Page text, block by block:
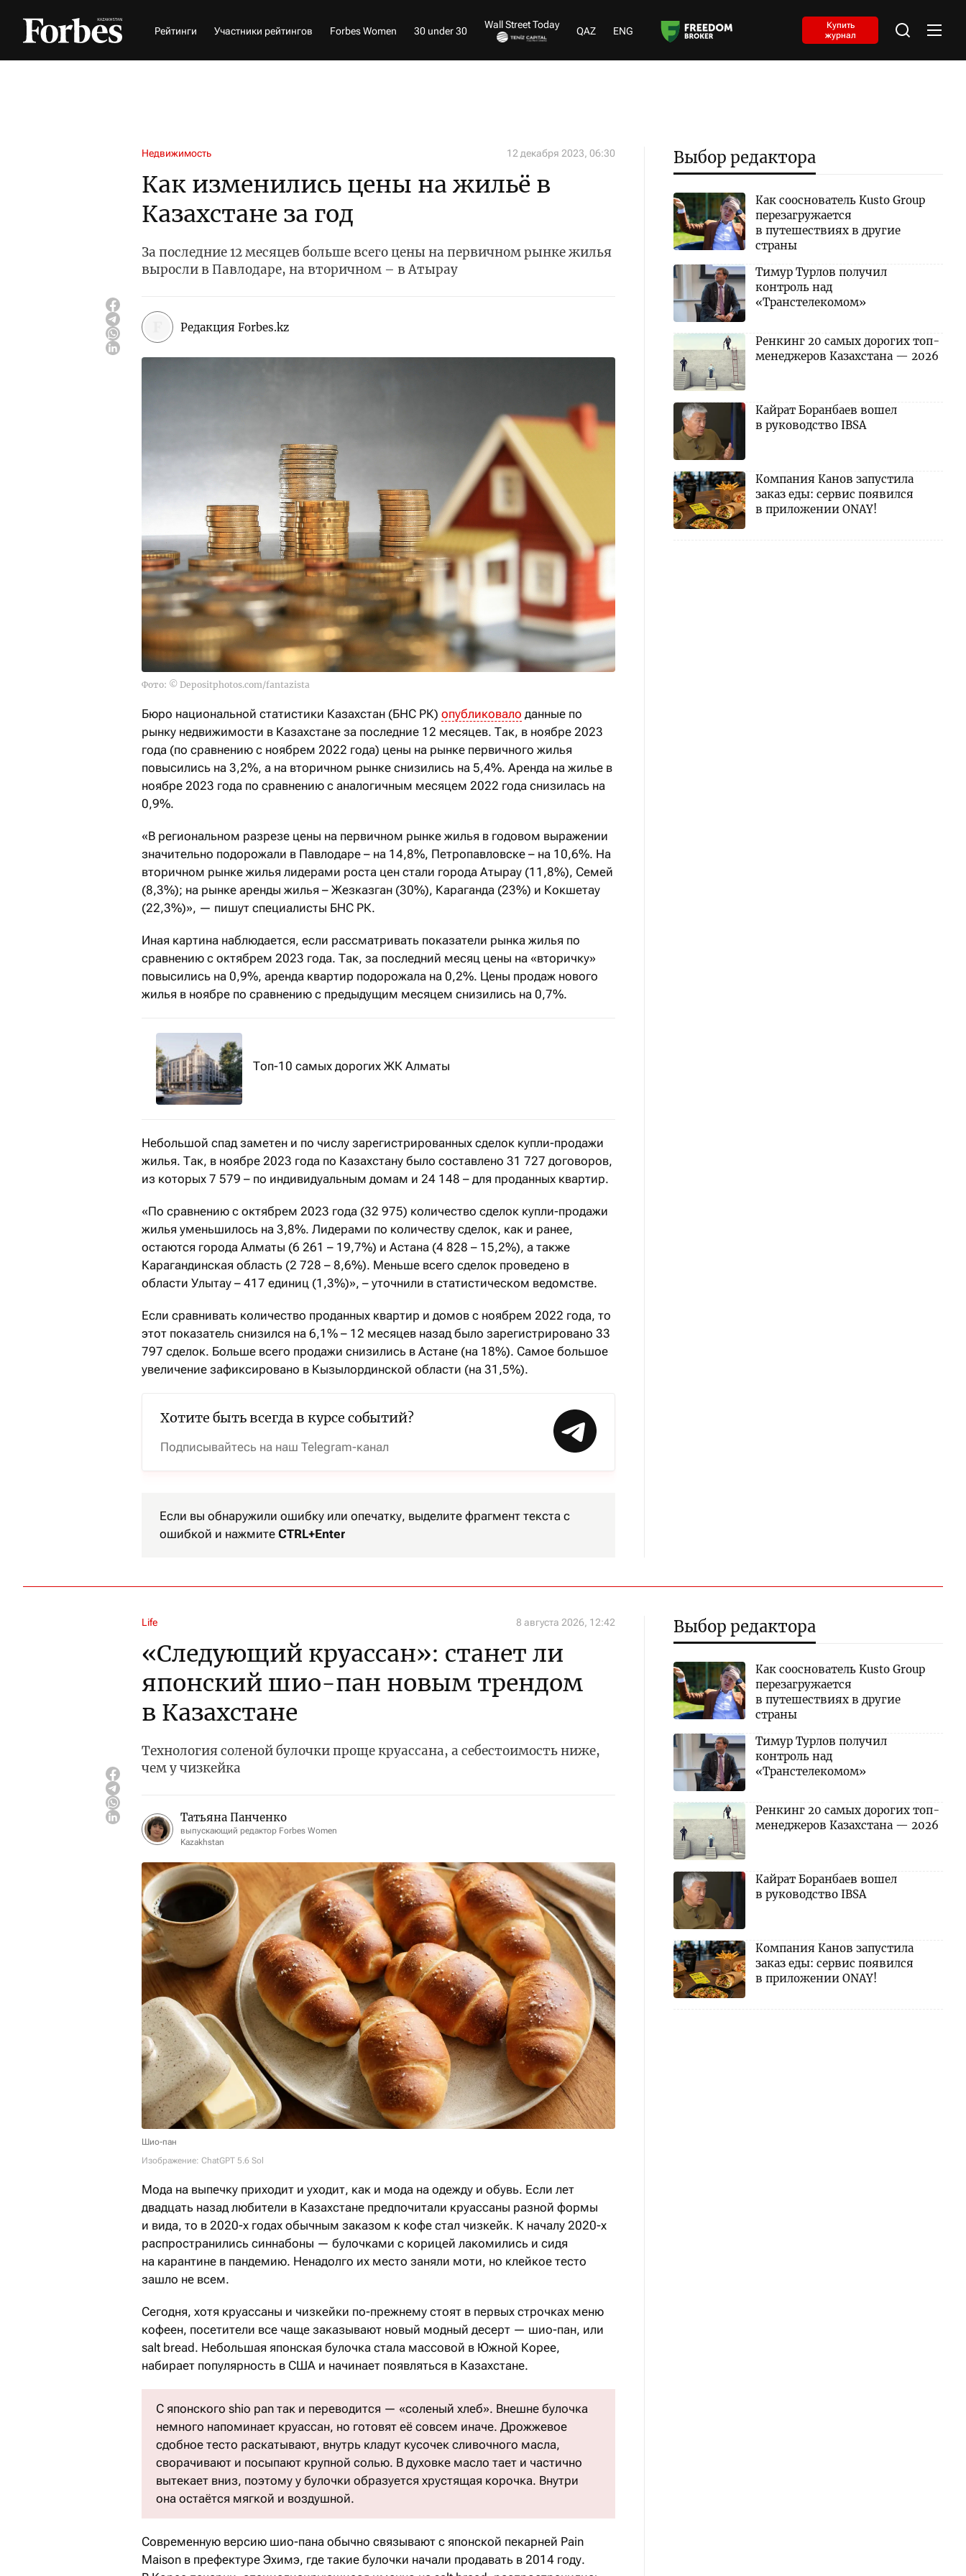
Рейтинги Участники рейтингов Forbes Women 30 under 30
Wall Street Today
QAZ ENG
Купить
журнал
Недвижимость 12 декабря 2023, 06:30
Как изменились цены на жильё в
Казахстане за год
За последние 12 месяцев больше всего цены на первичном рынке жилья
выросли в Павлодаре, на вторичном – в Атырау
Редакция Forbes.kz
Фото: © Depositphotos.com/fantazista
Бюро национальной статистики Казахстан (БНС РК) опубликовало данные по
рынку недвижимости в Казахстане за последние 12 месяцев. Так, в ноябре 2023
года (по сравнению с ноябрем 2022 года) цены на рынке первичного жилья
повысились на 3,2%, а на вторичном рынке снизились на 5,4%. Аренда на жилье в
ноябре 2023 года по сравнению с аналогичным месяцем 2022 года снизилась на
0,9%.
«В региональном разрезе цены на первичном рынке жилья в годовом выражении
значительно подорожали в Павлодаре – на 14,8%, Петропавловске – на 10,6%. На
вторичном рынке жилья лидерами роста цен стали города Атырау (11,8%), Семей
(8,3%); на рынке аренды жилья – Жезказган (30%), Караганда (23%) и Кокшетау
(22,3%)», — пишут специалисты БНС РК.
Иная картина наблюдается, если рассматривать показатели рынка жилья по
сравнению с октябрем 2023 года. Так, за последний месяц цены на «вторичку»
повысились на 0,9%, аренда квартир подорожала на 0,2%. Цены продаж нового
жилья в ноябре по сравнению с предыдущим месяцем снизились на 0,7%.
Топ-10 самых дорогих ЖК Алматы
Небольшой спад заметен и по числу зарегистрированных сделок купли-продажи
жилья. Так, в ноябре 2023 года по Казахстану было составлено 31 727 договоров,
из которых 7 579 – по индивидуальным домам и 24 148 – для проданных квартир.
«По сравнению с октябрем 2023 года (32 975) количество сделок купли-продажи
жилья уменьшилось на 3,8%. Лидерами по количеству сделок, как и ранее,
остаются города Алматы (6 261 – 19,7%) и Астана (4 828 – 15,2%), а также
Карагандинская область (2 728 – 8,6%). Меньше всего сделок проведено в
области Улытау – 417 единиц (1,3%)», – уточнили в статистическом ведомстве.
Если сравнивать количество проданных квартир и домов с ноябрем 2022 года, то
этот показатель снизился на 6,1% – 12 месяцев назад было зарегистрировано 33
797 сделок. Больше всего продажи снизились в Астане (на 18%). Самое большое
увеличение зафиксировано в Кызылординской области (на 31,5%).
Хотите быть всегда в курсе событий?
Подписывайтесь на наш Telegram-канал
Если вы обнаружили ошибку или опечатку, выделите фрагмент текста с
ошибкой и нажмите CTRL+Enter
Выбор редактора
Как сооснователь Kusto Group
перезагружается
в путешествиях в другие
страны
Тимур Турлов получил
контроль над
«Транстелекомом»
Ренкинг 20 самых дорогих топ-
менеджеров Казахстана — 2026
Кайрат Боранбаев вошел
в руководство IBSA
Компания Канов запустила
заказ еды: сервис появился
в приложении ONAY!
Life 8 августа 2026, 12:42
«Следующий круассан»: станет ли
японский шио-пан новым трендом
в Казахстане
Технология соленой булочки проще круассана, а себестоимость ниже,
чем у чизкейка
Татьяна Панченко
выпускающий редактор Forbes Women
Kazakhstan
Шио-пан
Изображение: ChatGPT 5.6 Sol
Мода на выпечку приходит и уходит, как и мода на одежду и обувь. Если лет
двадцать назад любители в Казахстане предпочитали круассаны разной формы
и вида, то в 2020-х годах обычным заказом к кофе стал чизкейк. К началу 2020-х
распространились синнабоны — булочками с корицей лакомились и сидя
на карантине в пандемию. Ненадолго их место заняли моти, но клейкое тесто
зашло не всем.
Сегодня, хотя круассаны и чизкейки по-прежнему стоят в первых строчках меню
кофеен, посетители все чаще заказывают новый модный десерт — шио-пан, или
salt bread. Небольшая японская булочка стала массовой в Южной Корее,
набирает популярность в США и начинает появляться в Казахстане.
С японского shio pan так и переводится — «соленый хлеб». Внешне булочка
немного напоминает круассан, но готовят её совсем иначе. Дрожжевое
сдобное тесто раскатывают, внутрь кладут кусочек сливочного масла,
сворачивают и посыпают крупной солью. В духовке масло тает и частично
вытекает вниз, поэтому у булочки образуется хрустящая корочка. Внутри
она остаётся мягкой и воздушной.
Современную версию шио-пана обычно связывают с японской пекарней Pain
Maison в префектуре Эхимэ, где такие булочки начали продавать в 2014 году.
Выбор редактора
Как сооснователь Kusto Group
перезагружается
в путешествиях в другие
страны
Тимур Турлов получил
контроль над
«Транстелекомом»
Ренкинг 20 самых дорогих топ-
менеджеров Казахстана — 2026
Кайрат Боранбаев вошел
в руководство IBSA
Компания Канов запустила
заказ еды: сервис появился
в приложении ONAY!